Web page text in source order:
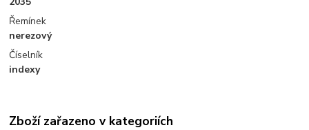
Řemínek
nerezový
Číselník
indexy
Zboží zařazeno v kategoriích